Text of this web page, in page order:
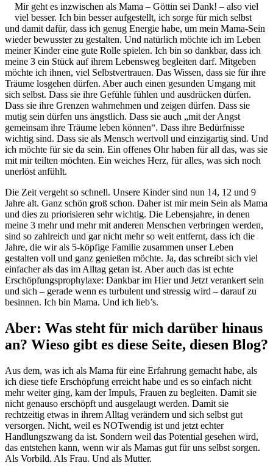
Mir geht es inzwischen als Mama – Göttin sei Dank! – also viel
viel besser. Ich bin besser aufgestellt, ich sorge für mich selbst
und damit dafür, dass ich genug Energie habe, um mein Mama-Sein
wieder bewusster zu gestalten. Und natürlich möchte ich im Leben
meiner Kinder eine gute Rolle spielen. Ich bin so dankbar, dass ich
meine 3 ein Stück auf ihrem Lebensweg begleiten darf. Mitgeben
möchte ich ihnen, viel Selbstvertrauen. Das Wissen, dass sie für ihre
Träume losgehen dürfen. Aber auch einen gesunden Umgang mit
sich selbst. Dass sie ihre Gefühle fühlen und ausdrücken dürfen.
Dass sie ihre Grenzen wahrnehmen und zeigen dürfen. Dass sie
mutig sein dürfen uns ängstlich. Dass sie auch „mit der Angst
gemeinsam ihre Träume leben können“. Dass ihre Bedürfnisse
wichtig sind. Dass sie als Mensch wertvoll und einzigartig sind. Und
ich möchte für sie da sein. Ein offenes Ohr haben für all das, was sie
mit mir teilten möchten. Ein weiches Herz, für alles, was sich noch
unerlöst anfühlt.
Die Zeit vergeht so schnell. Unsere Kinder sind nun 14, 12 und 9
Jahre alt. Ganz schön groß schon. Daher ist mir mein Sein als Mama
und dies zu priorisieren sehr wichtig. Die Lebensjahre, in denen
meine 3 mehr und mehr mit anderen Menschen verbringen werden,
sind so zahlreich und gar nicht mehr so weit entfernt, dass ich die
Jahre, die wir als 5-köpfige Familie zusammen unser Leben
gestalten voll und ganz genießen möchte. Ja, das schreibt sich viel
einfacher als das im Alltag getan ist. Aber auch das ist echte
Erschöpfungsprophylaxe: Dankbar im Hier und Jetzt verankert sein
und sich – gerade wenn es turbulent und stressig wird – darauf zu
besinnen. Ich bin Mama. Und ich lieb’s.
Aber: Was steht für mich darüber hinaus
an? Wieso gibt es diese Seite, diesen Blog?
Aus dem, was ich als Mama für eine Erfahrung gemacht habe, als
ich diese tiefe Erschöpfung erreicht habe und es so einfach nicht
mehr weiter ging, kam der Impuls, Frauen zu begleiten. Damit sie
nicht genauso erschöpft und ausgelaugt werden. Damit sie
rechtzeitig etwas in ihrem Alltag verändern und sich selbst gut
versorgen. Nicht, weil es NOTwendig ist und jetzt echter
Handlungszwang da ist. Sondern weil das Potential gesehen wird,
das entstehen kann, wenn wir als Mamas gut für uns selbst sorgen.
Als Vorbild. Als Frau. Und als Mutter.